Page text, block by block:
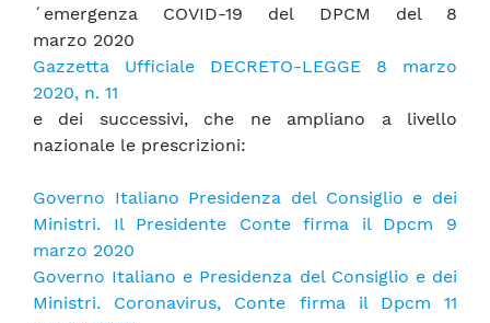
´emergenza COVID-19 del DPCM del 8
marzo 2020
Gazzetta Ufficiale DECRETO-LEGGE 8 marzo
2020, n. 11
e dei successivi, che ne ampliano a livello
nazionale le prescrizioni:
Governo Italiano Presidenza del Consiglio e dei
Ministri. Il Presidente Conte firma il Dpcm 9
marzo 2020
Governo Italiano e Presidenza del Consiglio e dei
Ministri. Coronavirus, Conte firma il Dpcm 11